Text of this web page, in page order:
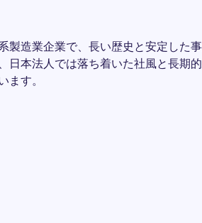
製造業企業で、長い歴史と安定した
日本法人では落ち着いた社風と長期
ます。